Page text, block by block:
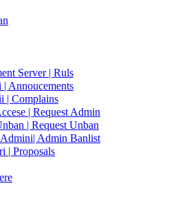
Server | Ruls
Complains
| Request Admin
| Request Unban
Admin Banlist
Proposals